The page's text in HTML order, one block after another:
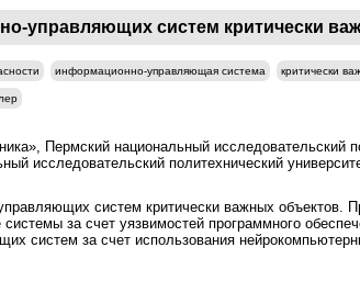
управляющих систем критически
информационно-управляющая система критически
Пермский национальный исследовательский
исследовательский политехнический
систем критически важных объектов.
за счет уязвимостей программного
систем за счет использования